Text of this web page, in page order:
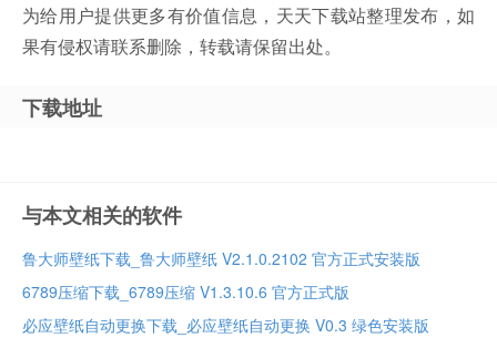
为给用户提供更多有价值信息，天天下载站整理发布，如
果有侵权请联系删除，转载请保留出处。
下载地址
与本文相关的软件
鲁大师壁纸下载_鲁大师壁纸 V2.1.0.2102 官方正式安装版
6789压缩下载_6789压缩 V1.3.10.6 官方正式版
必应壁纸自动更换下载_必应壁纸自动更换 V0.3 绿色安装版